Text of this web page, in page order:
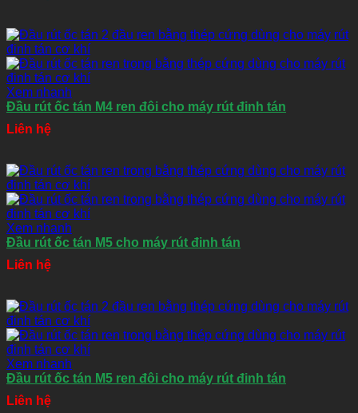
Xem nhanh
Đầu rút ốc tán M4 ren đôi cho máy rút đinh tán
Liên hệ
Xem nhanh
Đầu rút ốc tán M5 cho máy rút đinh tán
Liên hệ
Xem nhanh
Đầu rút ốc tán M5 ren đôi cho máy rút đinh tán
Liên hệ